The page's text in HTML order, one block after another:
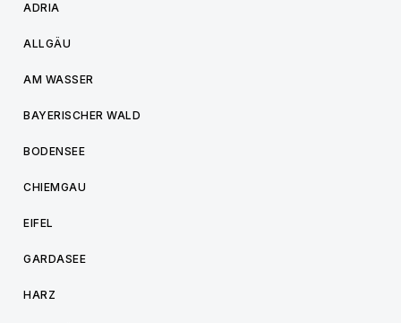
ADRIA
ALLGÄU
AM WASSER
BAYERISCHER WALD
BODENSEE
CHIEMGAU
EIFEL
GARDASEE
HARZ